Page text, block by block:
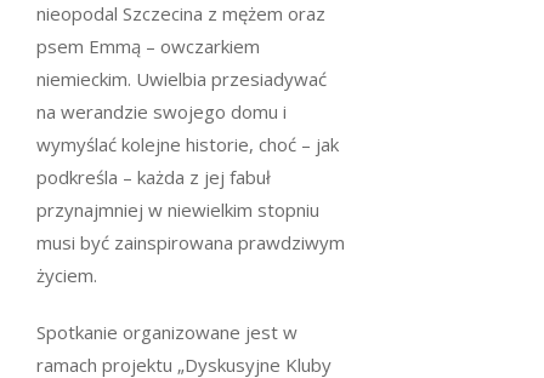
nieopodal Szczecina z mężem oraz
psem Emmą – owczarkiem
niemieckim. Uwielbia przesiadywać
na werandzie swojego domu i
wymyślać kolejne historie, choć – jak
podkreśla – każda z jej fabuł
przynajmniej w niewielkim stopniu
musi być zainspirowana prawdziwym
życiem.
Spotkanie organizowane jest w
ramach projektu „Dyskusyjne Kluby